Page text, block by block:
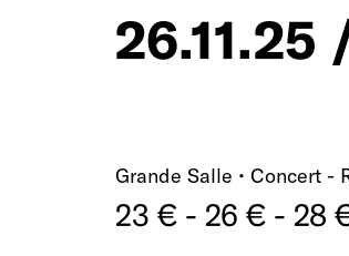
26.11.25
Grande Salle • Concert -
23 € - 26 € - 28